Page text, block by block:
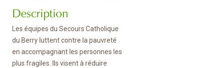
Description
Les équipes du Secours Catholique
du Berry luttent contre la pauvreté
en accompagnant les personnes les
plus fragiles. Ils visent à réduire